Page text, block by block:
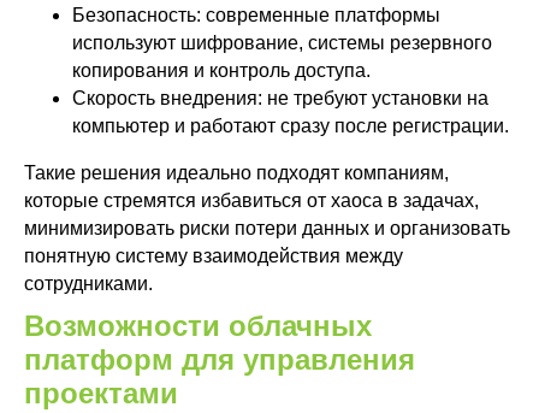
Безопасность: современные платформы
используют шифрование, системы резервного
копирования и контроль доступа.
Скорость внедрения: не требуют установки на
компьютер и работают сразу после регистрации.
Такие решения идеально подходят компаниям,
которые стремятся избавиться от хаоса в задачах,
минимизировать риски потери данных и организовать
понятную систему взаимодействия между
сотрудниками.
Возможности облачных
платформ для управления
проектами